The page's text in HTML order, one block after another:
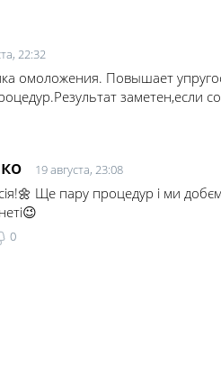
22:32
омоложения. Повышает
заметен,если
19 августа, 23:08
Ще пару процедур і ми
0